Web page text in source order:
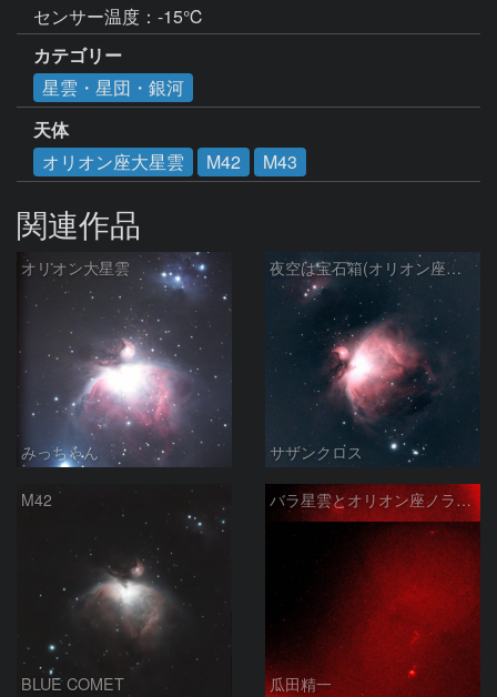
センサー温度：-15℃
カテゴリー
星雲・星団・銀河
天体
オリオン座大星雲
M42 M43
関連作品
オリオン大星雲
みっちゃん
夜空は宝石箱(オリオン座大星雲 M42) Seestar50
サザンクロス
M42
BLUE COMET
バラ星雲とオリオン座ノラマ50mm
瓜田精一